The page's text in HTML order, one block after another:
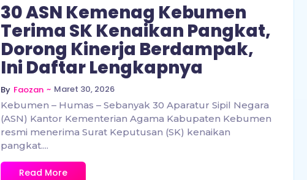
30 ASN Kemenag Kebumen
Terima SK Kenaikan Pangkat,
Dorong Kinerja Berdampak,
Ini Daftar Lengkapnya
By Faozan ~ Maret 30, 2026
Kebumen – Humas – Sebanyak 30 Aparatur Sipil Negara
(ASN) Kantor Kementerian Agama Kabupaten Kebumen
resmi menerima Surat Keputusan (SK) kenaikan
pangkat....
Read More